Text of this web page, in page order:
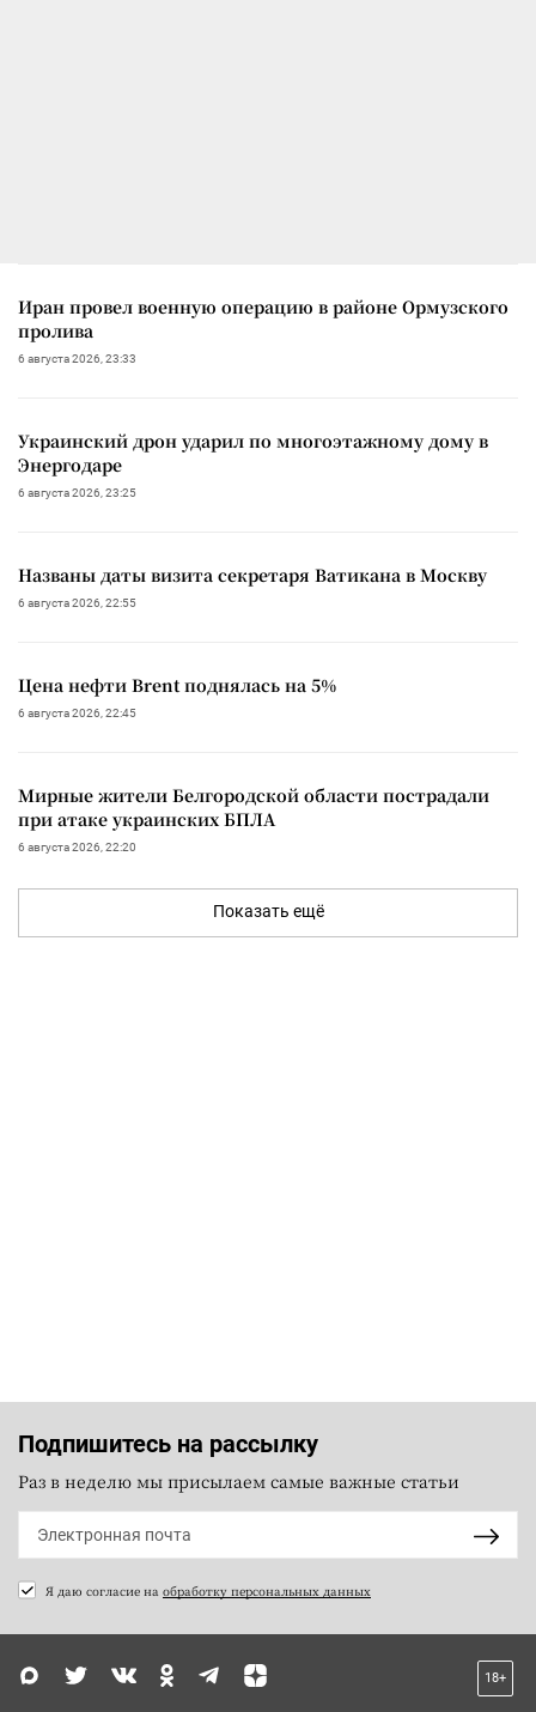
Иран провел военную операцию в районе Ормузского
пролива
6 августа 2026, 23:33
Украинский дрон ударил по многоэтажному дому в
Энергодаре
6 августа 2026, 23:25
Названы даты визита секретаря Ватикана в Москву
6 августа 2026, 22:55
Цена нефти Brent поднялась на 5%
6 августа 2026, 22:45
Мирные жители Белгородской области пострадали
при атаке украинских БПЛА
6 августа 2026, 22:20
Показать ещё
Подпишитесь на рассылку
Раз в неделю мы присылаем самые важные статьи
Я даю согласие на обработку персональных данных
18+